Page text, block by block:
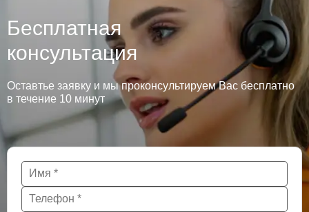
Бесплатная
консультация
Оставтье заявку и мы проконсультируем Вас бесплатно
в течение 10 минут